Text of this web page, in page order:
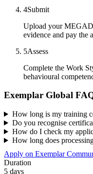
4Submit
Upload your
evidence and pay the
5Assess
Complete the Work
behavioural
Exemplar Global
How long is my training
Do you recognise
How do I check my
How long does
Apply on Exemplar
Duration
5 days